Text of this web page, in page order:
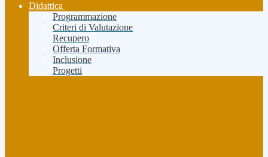
Didattica
Programmazione
Criteri di Valutazione
Recupero
Offerta Formativa
Inclusione
Progetti